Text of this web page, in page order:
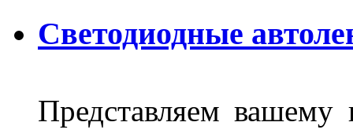
Светодиодные
Представляем